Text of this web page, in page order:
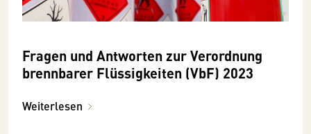
Fragen und Antworten zur Verordnung
brennbarer Flüssigkeiten (VbF) 2023
Weiterlesen